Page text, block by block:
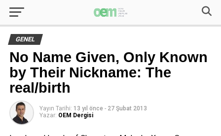
GENEL
No Name Given, Only Known
by Their Nickname: The
real/birth
Yayın Tarihi: 13 yıl önce - 27 Şubat 2013
Yazar: OEM Dergisi